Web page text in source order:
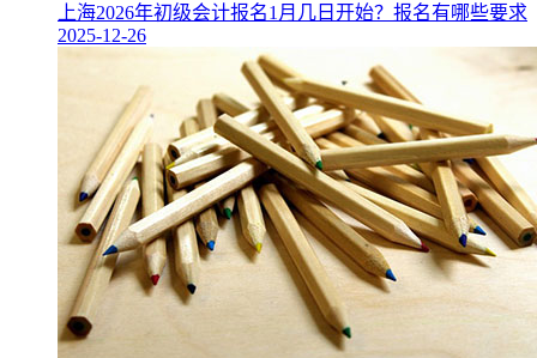
上海2026年初级会计报名1月几日开始？报名有哪些要求
2025-12-26